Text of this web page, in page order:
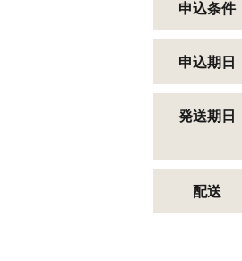
申込条件
申込期日
発送期日
配送